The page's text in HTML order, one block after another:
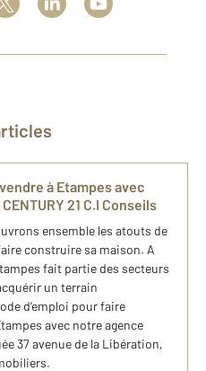
à Etampes avec
21 C.I Conseils
ensemble les atouts de
construire sa maison. A
fait partie des secteurs
un terrain
d’emploi pour faire
avec notre agence
37 avenue de la Libération,